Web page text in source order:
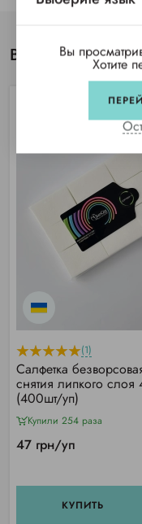
Вы
(1)
Салфетка
снятия липкого слоя
(400шт/уп)
Купили 254 раза
47 грн/уп
КУПИТЬ
Вы
Хотите